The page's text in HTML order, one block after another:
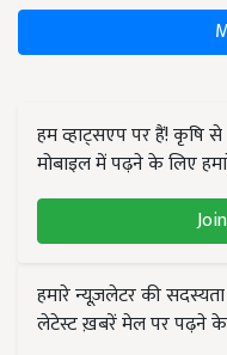
हम व्हाट्सएप पर हैं! कृषि
मोबाइल में पढ़ने के लिए
हमारे न्यूज़लेटर की
लेटेस्ट ख़बरें मेल पर पढ़ने के